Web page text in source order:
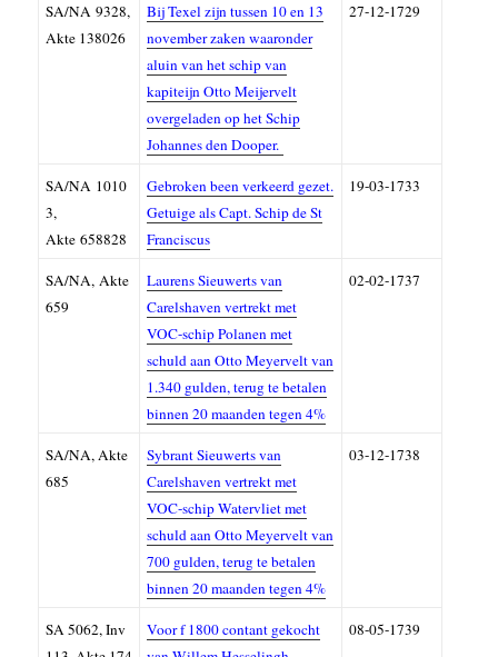
SA/NA 9328,
Akte 138026
Bij Texel zijn tussen 10 en 13
november zaken waaronder
aluin van het schip van
kapiteijn Otto Meijervelt
overgeladen op het Schip
Johannes den Dooper.
27-12-1729
SA/NA 1010
3,
Akte 658828
Gebroken been verkeerd gezet.
Getuige als Capt.Schip de St
Franciscus
19-03-1733
SA/NA, Akte
659
Laurens Sieuwerts van
Carelshaven vertrekt met
VOC-schip Polanen met
schuld aan Otto Meyervelt van
1.340 gulden, terug te betalen
binnen 20 maanden tegen 4%
02-02-1737
SA/NA, Akte
685
Sybrant Sieuwerts van
Carelshaven vertrekt met
VOC-schip Watervliet met
schuld aan Otto Meyervelt van
700 gulden, terug te betalen
binnen 20 maanden tegen 4%
03-12-1738
SA 5062, Inv
Voor f 1800 contant gekocht
08-05-1739